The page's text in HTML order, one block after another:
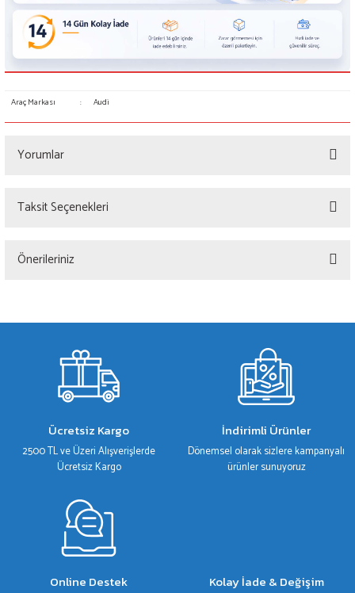
Araç Markası : Audi
Yorumlar
Taksit Seçenekleri
Önerileriniz
gördüğünüz noktaları öneri formunu kullanarak tarafımıza iletebilirsiniz.
Ürün resmi kalitesiz, bozuk veya görüntülenemiyor.
Ürün açıklamasında eksik bilgiler bulunuyor.
Ürün fiyatı diğer sitelerden daha pahalı.
Bu ürüne benzer farklı alternatifler olmalı.
Ücretsiz Kargo
2500 TL ve Üzeri Alışverişlerde
Ücretsiz Kargo
İndirimli Ürünler
Dönemsel olarak sizlere kampanyalı
ürünler sunuyoruz
Online Destek Kolay İade & Değişim